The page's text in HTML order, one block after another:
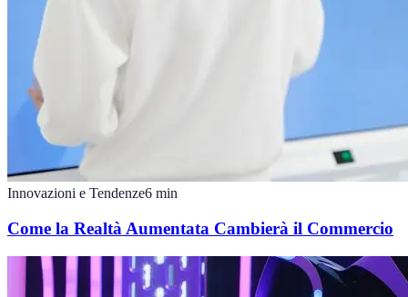
Innovazioni e Tendenze6 min
Come la Realtà Aumentata Cambierà il Commercio